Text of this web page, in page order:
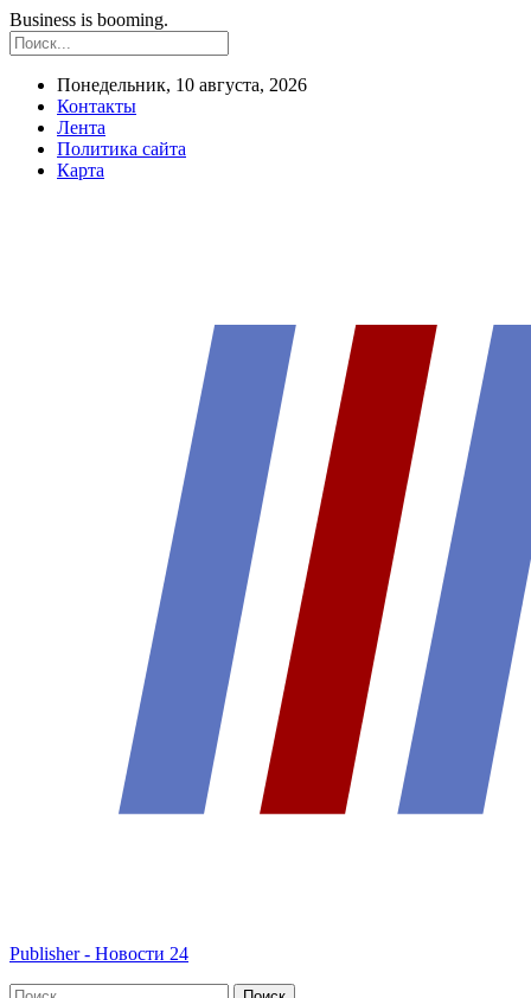
Business is booming.
Понедельник, 10 августа, 2026
Контакты
Лента
Политика сайта
Карта
Publisher - Новости 24